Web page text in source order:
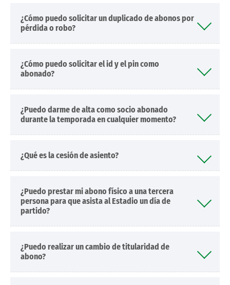
¿Cómo puedo solicitar un duplicado de abonos por
pérdida o robo?
¿Cómo puedo solicitar el id y el pin como
abonado?
¿Puedo darme de alta como socio abonado
durante la temporada en cualquier momento?
¿Qué es la cesión de asiento?
¿Puedo prestar mi abono físico a una tercera
persona para que asista al Estadio un día de
partido?
¿Puedo realizar un cambio de titularidad de
abono?